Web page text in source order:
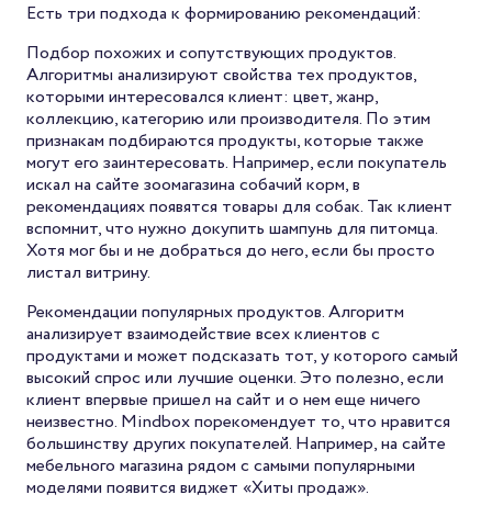
Есть три подхода к формированию рекомендаций:
Подбор похожих и сопутствующих продуктов.
Алгоритмы анализируют свойства тех продуктов,
которыми интересовался клиент: цвет, жанр,
коллекцию, категорию или производителя. По этим
признакам подбираются продукты, которые также
могут его заинтересовать. Например, если покупатель
искал на сайте зоомагазина собачий корм, в
рекомендациях появятся товары для собак. Так клиент
вспомнит, что нужно докупить шампунь для питомца.
Хотя мог бы и не добраться до него, если бы просто
листал витрину.
Рекомендации популярных продуктов. Алгоритм
анализирует взаимодействие всех клиентов с
продуктами и может подсказать тот, у которого самый
высокий спрос или лучшие оценки. Это полезно, если
клиент впервые пришел на сайт и о нем еще ничего
неизвестно. Mindbox порекомендует то, что нравится
большинству других покупателей. Например, на сайте
мебельного магазина рядом с самыми популярными
моделями появится виджет «Хиты продаж».